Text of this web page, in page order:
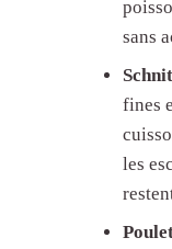
sans
fines
les